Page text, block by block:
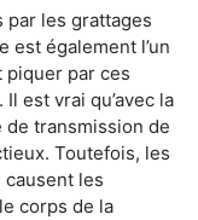
par les grattages
également l’un
piquer par ces
est vrai qu’avec la
de transmission de
Toutefois, les
les
corps de la